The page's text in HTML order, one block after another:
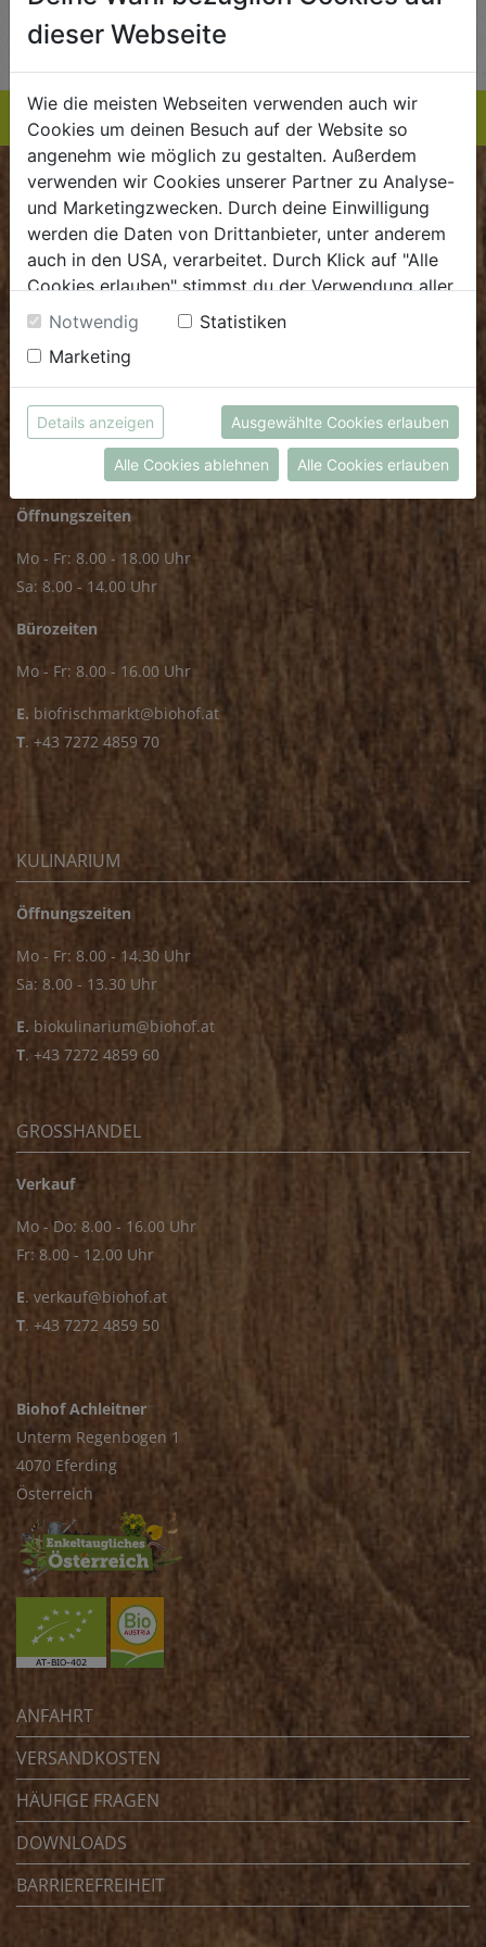
EINKAUFSLISTE
BIOKISTE
Kundenservice
Mo - Do: 8.00 - 16.00 Uhr
Fr: 8.00 - 15.00 Uhr
.dieBiokiste@biohof.at
T.+43 7272 2597
FRISCHMARKT
Öffnungszeiten
Mo - Fr: 8.00 - 18.00 Uhr
Sa: 8.00 - 14.00 Uhr
Bürozeiten
Mo - Fr: 8.00 - 16.00 Uhr
E. biofrischmarkt@biohof.at
T. +43 7272 4859 70
KULINARIUM
Öffnungszeiten
Mo - Fr: 8.00 - 14.30 Uhr
Sa: 8.00 - 13.30 Uhr
E. biokulinarium@biohof.at
T. +43 7272 4859 60
GROSSHANDEL
Verkauf
Mo - Do: 8.00 - 16.00 Uhr
Fr: 8.00 - 12.00 Uhr
E. verkauf@biohof.at
T. +43 7272 4859 50
Biohof Achleitner
Unterm Regenbogen 1
4070 Eferding
Österreich
ANFAHRT
VERSANDKOSTEN
HÄUFIGE FRAGEN
DOWNLOADS
BARRIEREFREIHEIT
dieser Webseite
Wie die meisten Webseiten verwenden auch wir
Cookies um deinen Besuch auf der Website so
angenehm wie möglich zu gestalten. Außerdem
verwenden wir Cookies unserer Partner zu Analyse-
und Marketingzwecken. Durch deine Einwilligung
werden die Daten von Drittanbieter, unter anderem
auch in den USA, verarbeitet. Durch Klick auf "Alle
Cookies erlauben" stimmst du der Verwendung aller
Cookies zu. Unter "Details anzeigen" findest du alle
Infos zu den unterschiedlichen Cookies, du kannst
auch entscheiden, welche Cookies du erlauben
möchtest.
Weitere Informationen findest du in unserer
Datenschutzerklärung
bzw. imImpressum
Notwendig
Statistiken
Marketing
Details anzeigen Ausgewählte Cookies erlauben
Alle Cookies ablehnen Alle Cookies erlauben